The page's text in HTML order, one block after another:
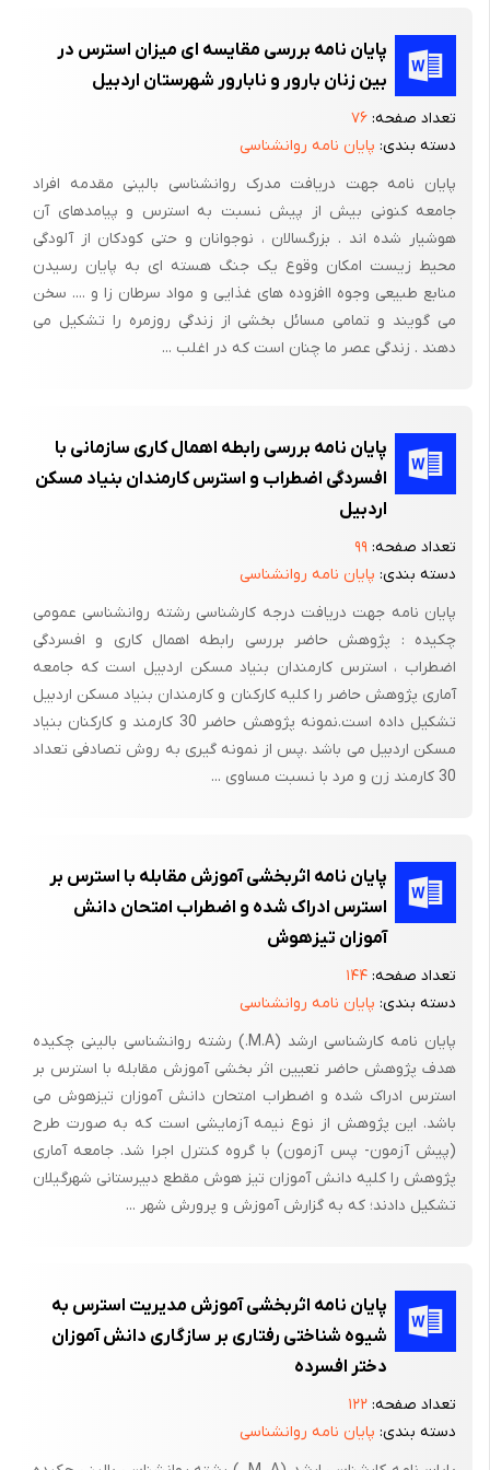
,PPG ,HRV) که در این تحقیق استفاده شد، مورد بحث قرار گرفت. در
این فصل روش مختلف اندازه­گیری این سیگنال­ها، تاریخچه و تأثیر آنها
بر روی سیستم اعصاب خودکار بیان شد. همچنین در این فصل مروری
بر تحقیقاتی که در این زمینه صورت گرفته و آزمایشات ثبت داده
مختلف که در آنها استفاده شده است، آمده است. طرح­های اولیه و
نهایی آزمایش ثبت داده­ای که در این تحقیق استفاده شد، در انتهای
این فصل به تفضیل توضیح داده شده است.
در فصل سوم روش­های مختلف پیش ­پردازش و پردازش سیگنال­های
استفاده شده در این تحقیق مطرح شده است. در این فصل ابتدا پیش
اعم از خطی و غیرخطی همچون معیار پوآنکاره، بعد فرکتال و ... بحث
شده است. در انتها، ویژگی­های مختلف سیگنال GSR که در حوزه زمان
می­باشد، معرفی شده است. لازم به ذکراست که کلیه ویژگی­هایی که از
بندی­ کننده LOO ,SVM و ترکیب شبکه عصبی و الگوریتم ژنتیک
استفاده شده است. ابتدا ویژگی­های بهینه هر سیگنال به طور مجزا
توسط هر روش تعیین و طبقه­بندی صورت می­گیرد و با مقایسه میزان
صحت تفکیک بهترین حالت در تفکیک، در هر روش انتخاب شد.
همچنین مقایسه بین روش­های مختلف طبقه­ بندی صورت گرفته است.
در نهایت دو شاخص برای کمّی کردن استرس معرفی شده است.
پیشنهاداتی جهت ادامه کار ارائه شده است.
فصل اول: علم سایکوفیزیولوژی و مفاهیم و مبانی استرس
سایکوفیزیولوژی هنوز یک شاخه علمی جوان است. بررسی­های تاریخی
در یک قرن گذشته نشان می­دهد تحقیقاتی که در آن با تغییر
پرداخته ­اند از سال 1878 تا 1954 توسط افراد مختلفی صورت می­گرفته
و پس از آن نیز تحت عنوان سایکوفیزیولوژی انجام پذیرفته است.
اولین نشریه علمی که به سایکوفیزیولوژی اختصاص یافت در سال
1955 انتشار یافت. مجمع محققان سایکوفیزیولوژیکی نیز 5 سال بعد از
ندارد اما توجه و علاقه به درک تعاملات روحی روانی و رخدادهای
فیزیولوژیکی را می­توان در فیلسوفان و دانشمندان مصر و یونان قدیم
عنوان فضایی که مرزهای آن هیچگاه شناخته نمی­شود یاد می­کند.
افلاطون (400 قبل از میلاد) معتقد بود که استعدادهای فکری در سر،
پایان نامه بررسی مقایسه ای میزان استرس در
بین زنان بارور و نابارور شهرستان اردبیل
تعداد صفحه: ۷۶
دسته بندی: پایان نامه روانشناسی
پایان نامه جهت دریافت مدرک روانشناسی بالینی مقدمه افراد
جامعه کنونی بیش از پیش نسبت به استرس و پیامدهای آن
هوشیار شده اند . بزرگسالان ، نوجوانان و حتی کودکان از آلودگی
محیط زیست امکان وقوع یک جنگ هسته ای به پایان رسیدن
منابع طبیعی وجوه اافزوده های غذایی و مواد سرطان زا و .... سخن
می گویند و تمامی مسائل بخشی از زندگی روزمره را تشکیل می
دهند . زندگی عصر ما چنان است که در اغلب ...
پایان نامه بررسی رابطه اهمال کاری سازمانی با
افسردگی اضطراب و استرس کارمندان بنیاد مسکن
اردبیل
تعداد صفحه: ۹۹
دسته بندی: پایان نامه روانشناسی
پایان نامه جهت دریافت درجه کارشناسی رشته روانشناسی عمومی
چکیده : پژوهش حاضر بررسی رابطه اهمال کاری و افسردگی
اضطراب ، استرس کارمندان بنیاد مسکن اردبیل است که جامعه
آماری پژوهش حاضر را کلیه کارکنان و کارمندان بنیاد مسکن اردبیل
تشکیل داده است.نمونه پژوهش حاضر 30 کارمند و کارکنان بنیاد
مسکن اردبیل می باشد .پس از نمونه گیری به روش تصادفی تعداد
30 کارمند زن و مرد با نسبت مساوی ...
پایان نامه اثربخشی آموزش مقابله با استرس بر
استرس ادراک شده و اضطراب امتحان دانش
آموزان تیزهوش
تعداد صفحه: ۱۴۴
دسته بندی: پایان نامه روانشناسی
پایان نامه کارشناسی ارشد (M.A.) رشته روانشناسی بالینی چکیده
هدف پژوهش حاضر تعیین اثر بخشی آموزش مقابله با استرس بر
استرس ادراک شده و اضطراب امتحان دانش آموزان تیزهوش می
باشد. این پژوهش از نوع نیمه آزمایشی است که به صورت طرح
(پیش آزمون- پس آزمون) با گروه کنترل اجرا شد. جامعه آماری
پژوهش را کلیه دانش آموزان تیز هوش مقطع دبیرستانی شهرگیلان
تشکیل دادند؛ که به گزارش آموزش و پرورش شهر ...
پایان نامه اثربخشی آموزش مدیریت استرس به
شیوه شناختی رفتاری بر سازگاری دانش آموزان
دختر افسرده
تعداد صفحه: ۱۲۲
دسته بندی: پایان نامه روانشناسی